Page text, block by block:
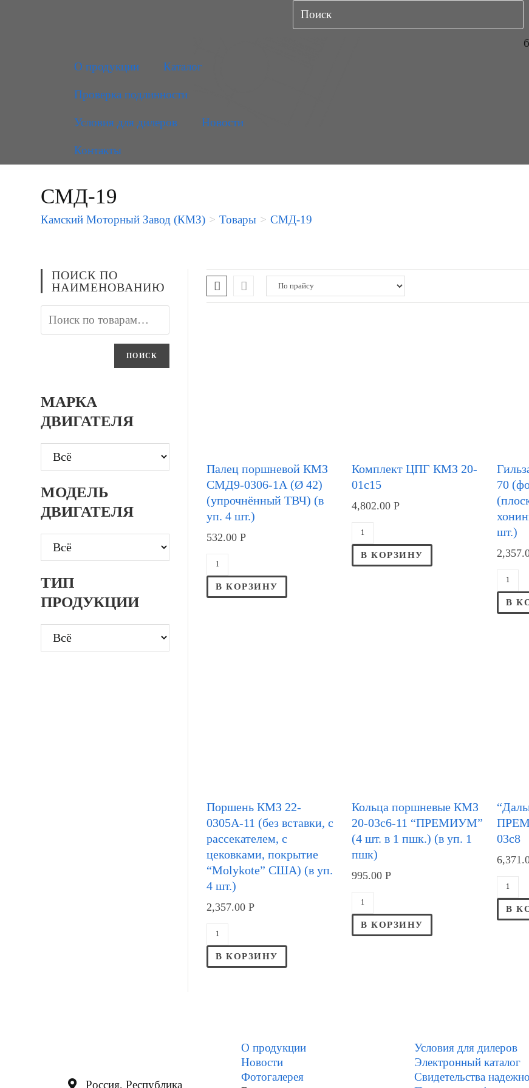
О продукции
Каталог
Проверка подлинности
Условия для дилеров Новости
Контакты
СМД-19
Камский Моторный Завод (КМЗ) > Товары > СМД-19
ПОИСК ПО
НАИМЕНОВАНИЮ
ПОИСК
МАРКА
ДВИГАТЕЛЯ
МОДЕЛЬ
ДВИГАТЕЛЯ
ТИП
ПРОДУКЦИИ
Палец поршневой КМЗ
СМД9-0306-1А (Ø 42)
(упрочнённый ТВЧ) (в
уп. 4 шт.)
532.00Р
В КОРЗИНУ
Комплект ЦПГ КМЗ 20-
01с15
4,802.00Р
В КОРЗИНУ
70
шт.)
В
Поршень КМЗ 22-
0305А-11 (без вставки, с
рассекателем, с
цековками, покрытие
“Molykote” США) (в уп.
4 шт.)
2,357.00Р
В КОРЗИНУ
Кольца поршневые КМЗ
20-03с6-11 “ПРЕМИУМ”
(4 шт. в 1 пшк.) (в уп. 1
пшк)
995.00Р
В КОРЗИНУ
03с8
В
Россия, Республика
О продукции
Новости
Фотогалерея
Условия для дилеров
Электронный каталог
Свидетельства